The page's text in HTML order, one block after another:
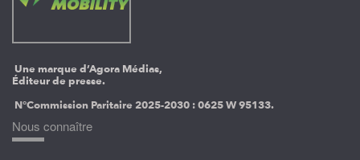
Une marque d’Agora Médias,
Éditeur de presse.
N°Commission Paritaire 2025-2030 :0625 W 95133.
Nous connaître